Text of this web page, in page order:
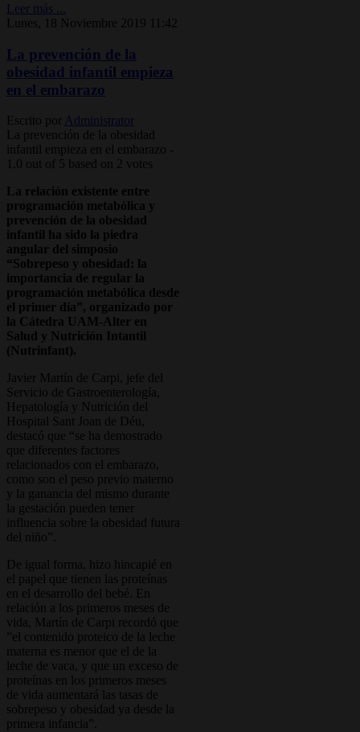
Leer más ...
Lunes, 18 Noviembre 2019 11:42
La prevención de la
obesidad infantil empieza
en el embarazo
Escrito por
Administrator
La prevención de la obesidad
infantil empieza en el embarazo -
1.0 out of 5 based on 2 votes
La relación existente entre
programación metabólica y
prevención de la obesidad
infantil ha sido la piedra
angular del simposio
“Sobrepeso y obesidad: la
importancia de regular la
programación metabólica desde
el primer día”, organizado por
la Cátedra UAM-Alter en
Salud y Nutrición Intantil
(Nutrinfant).
Javier Martín de Carpi, jefe del
Servicio de Gastroenterología,
Hepatología y Nutrición del
Hospital Sant Joan de Déu,
destacó que “se ha demostrado
que diferentes factores
relacionados con el embarazo,
como son el peso previo materno
y la ganancia del mismo durante
la gestación pueden tener
influencia sobre la obesidad futura
del niño”.
De igual forma, hizo hincapié en
el papel que tienen las proteínas
en el desarrollo del bebé. En
relación a los primeros meses de
vida, Martín de Carpi recordó que
”el contenido proteico de la leche
materna es menor que el de la
leche de vaca, y que un exceso de
proteínas en los primeros meses
de vida aumentará las tasas de
sobrepeso y obesidad ya desde la
primera infancia”.